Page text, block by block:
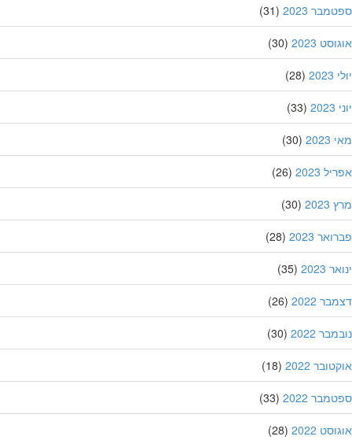
2023
(31)
2023
(30)
(28)
(33)
(30)
2023
(26)
(30)
2023
(28)
2023
(35)
2022
(26)
2022
(30)
2022
(18)
2022
(33)
2022
(28)